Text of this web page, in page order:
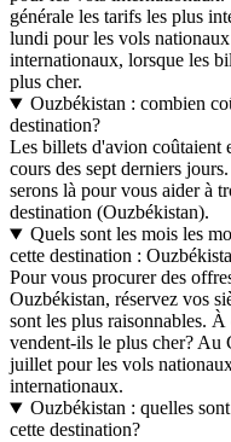
générale les tarifs les plus
lundi pour les vols
internationaux, lorsque les
plus cher.
Ouzbékistan : combien
destination?
Les billets d'avion coûtaient
cours des sept derniers
serons là pour vous aider à
destination (Ouzbékistan).
Quels sont les mois les
cette destination :
Pour vous procurer des
Ouzbékistan, réservez vos
sont les plus raisonnables.
vendent-ils le plus cher? Au
juillet pour les vols
internationaux.
Ouzbékistan : quelles
cette destination?